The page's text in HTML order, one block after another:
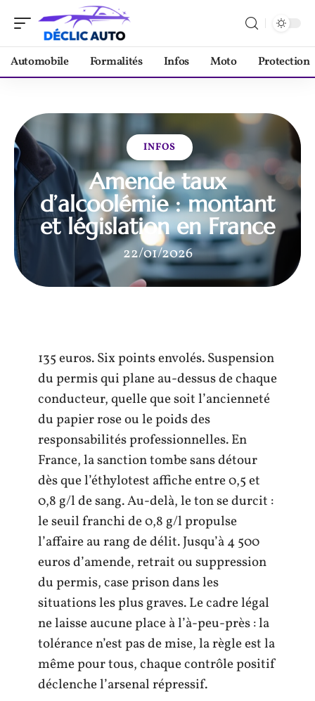
Automobile Formalités Infos Moto Protection
INFOS
Amende taux
d’alcoolémie : montant
et législation en France
22/01/2026
135 euros. Six points envolés. Suspension
du permis qui plane au-dessus de chaque
conducteur, quelle que soit l’ancienneté
du papier rose ou le poids des
responsabilités professionnelles. En
France, la sanction tombe sans détour
dès que l’éthylotest affiche entre 0,5 et
0,8 g/l de sang. Au-delà, le ton se durcit :
le seuil franchi de 0,8 g/l propulse
l’affaire au rang de délit. Jusqu’à 4 500
euros d’amende, retrait ou suppression
du permis, case prison dans les
situations les plus graves. Le cadre légal
ne laisse aucune place à l’à-peu-près : la
tolérance n’est pas de mise, la règle est la
même pour tous, chaque contrôle positif
déclenche l’arsenal répressif.